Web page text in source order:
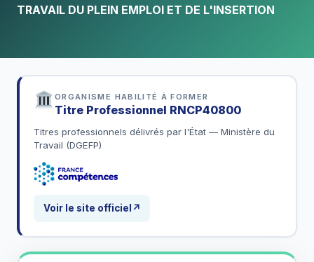
TRAVAIL DU PLEIN EMPLOI ET DE L'INSERTION
ORGANISME HABILITÉ À FORMER
Titre Professionnel RNCP40800
Titres professionnels délivrés par l'État — Ministère du
Travail (DGEFP)
Voir le site officiel↗